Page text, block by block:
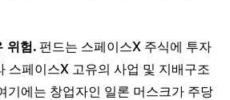
위험. 펀드는 스페이스X 주식에 투자
스페이스X 고유의 사업 및 지배구조
기에는 창업자인 일론 머스크가 주당